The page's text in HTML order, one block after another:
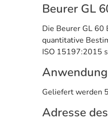
Beurer GL
Die Beurer GL 60
quantitative
ISO 15197:2015
Anwendung
Geliefert werden
Adresse